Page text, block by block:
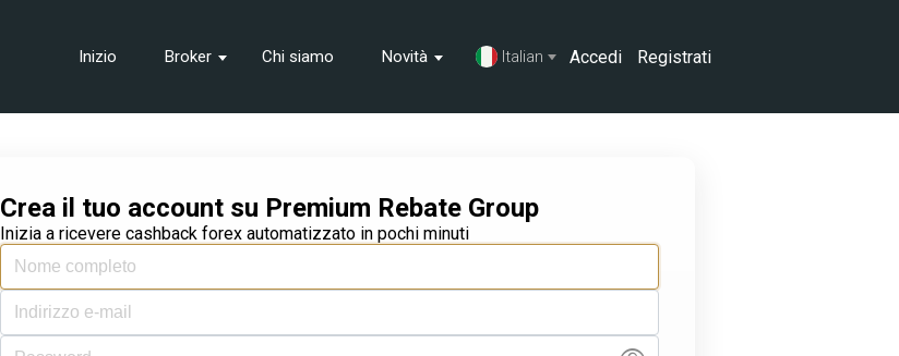
Inizio Broker Chi siamo Novità Italian Accedi Registrati
Crea il tuo account su Premium Rebate Group
Inizia a ricevere cashback forex automatizzato in pochi minuti